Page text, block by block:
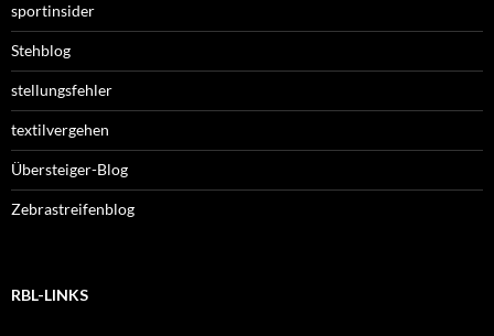
sportinsider
Stehblog
stellungsfehler
textilvergehen
Übersteiger-Blog
Zebrastreifenblog
RBL-LINKS